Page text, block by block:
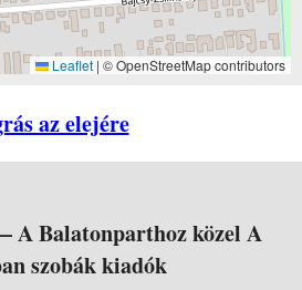
Leaflet | © OpenStreetMap contributors
az elejére
A Balatonparthoz közel A
szobák kiadók